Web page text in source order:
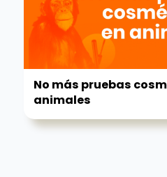
No más pruebas
animales